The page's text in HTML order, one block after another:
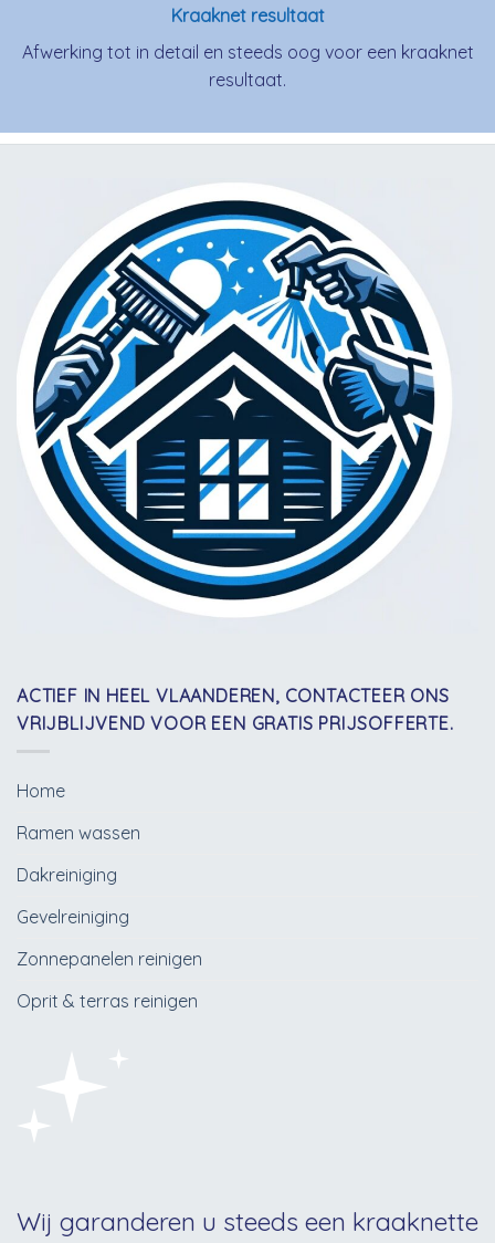
Kraaknet resultaat
Afwerking tot in detail en steeds oog voor een kraaknet
resultaat.
ACTIEF IN HEEL VLAANDEREN, CONTACTEER ONS
VRIJBLIJVEND VOOR EEN GRATIS PRIJSOFFERTE.
Home
Ramen wassen
Dakreiniging
Gevelreiniging
Zonnepanelen reinigen
Oprit & terras reinigen
Wij garanderen u steeds een kraaknette